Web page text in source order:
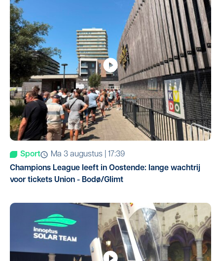
Sport
ma 3 augustus | 17:39
Champions League leeft in Oostende: lange wachtrij
voor tickets Union - Bodø/Glimt